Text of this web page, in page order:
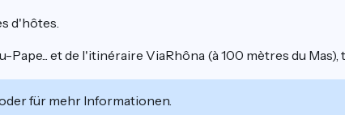
d'hôtes.
et de l'itinéraire ViaRhôna (à 100 mètres du
für mehr Informationen.